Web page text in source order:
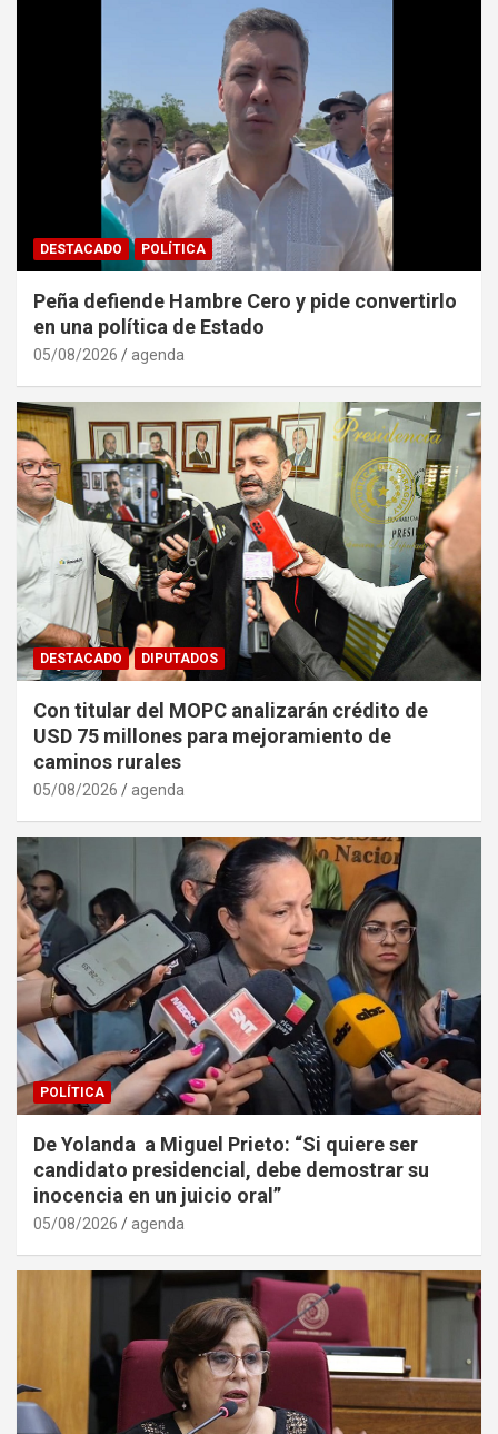
DESTACADO POLÍTICA
Peña defiende Hambre Cero y pide convertirlo
en una política de Estado
05/08/2026 agenda
DESTACADO DIPUTADOS
Con titular del MOPC analizarán crédito de
USD 75 millones para mejoramiento de
caminos rurales
05/08/2026 agenda
POLÍTICA
De Yolanda a Miguel Prieto: “Si quiere ser
candidato presidencial, debe demostrar su
inocencia en un juicio oral”
05/08/2026 agenda